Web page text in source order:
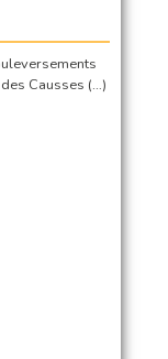
Causses (…)